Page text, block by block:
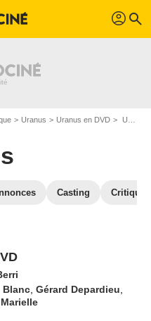
profil search
Uranus Uranus en DVD Uranus DVD
Casting
Blanc ,Gérard Depardieu